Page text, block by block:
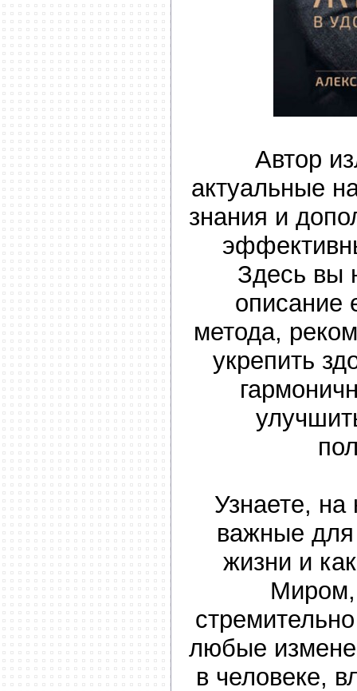
Автор
актуальные
знания и
Здесь вы
описание
метода,
укрепить
Узнаете, на
важные
жизни и
Миром,
любые
в человеке,